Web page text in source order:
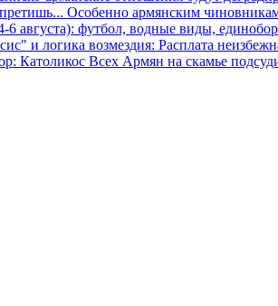
Особенно армянским
августа): футбол, водные виды,
и логика возмездия: Расплата
Католикос Всех Армян на скамье